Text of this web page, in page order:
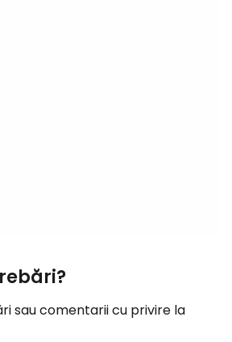
sau comentarii cu privire la